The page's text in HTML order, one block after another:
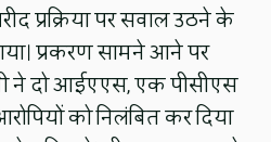
प्रक्रिया पर सवाल उठने के
प्रकरण सामने आने पर
ने दो आईएएस, एक पीसीएस
को निलंबित कर दिया